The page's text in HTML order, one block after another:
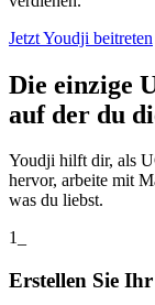
Jetzt Youdji beitreten
Die einzige
auf der du
Youdji hilft dir, als
hervor, arbeite mit
was du liebst.
1_
Erstellen Sie